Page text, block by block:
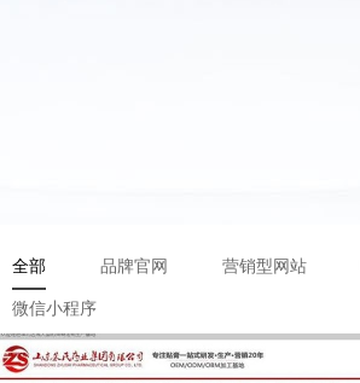
全部 品牌官网 营销型网站
微信小程序